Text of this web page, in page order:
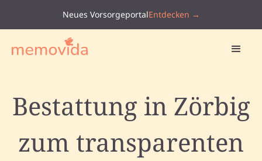
Neues VorsorgeportalEntdecken →
Bestattung in Zörbig
zum transparenten